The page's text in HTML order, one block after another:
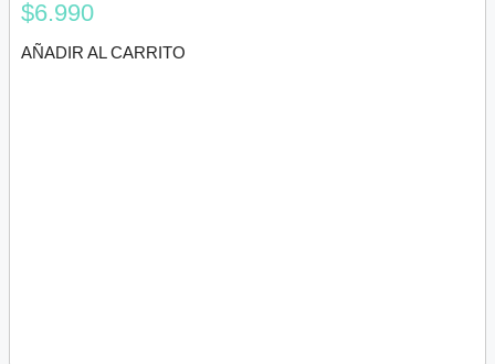
$6.990
AÑADIR AL CARRITO